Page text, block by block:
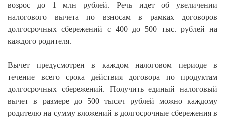
возрос до 1 млн рублей. Речь идет об увеличении
налогового вычета по взносам в рамках договоров
долгосрочных сбережений с 400 до 500 тыс. рублей на
каждого родителя.
Вычет предусмотрен в каждом налоговом периоде в
течение всего срока действия договора по продуктам
долгосрочных сбережений. Получить единый налоговый
вычет в размере до 500 тысяч рублей можно каждому
родителю на сумму вложений в долгосрочные сбережения в